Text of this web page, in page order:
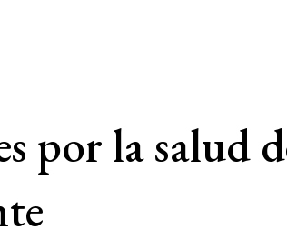
por la salud